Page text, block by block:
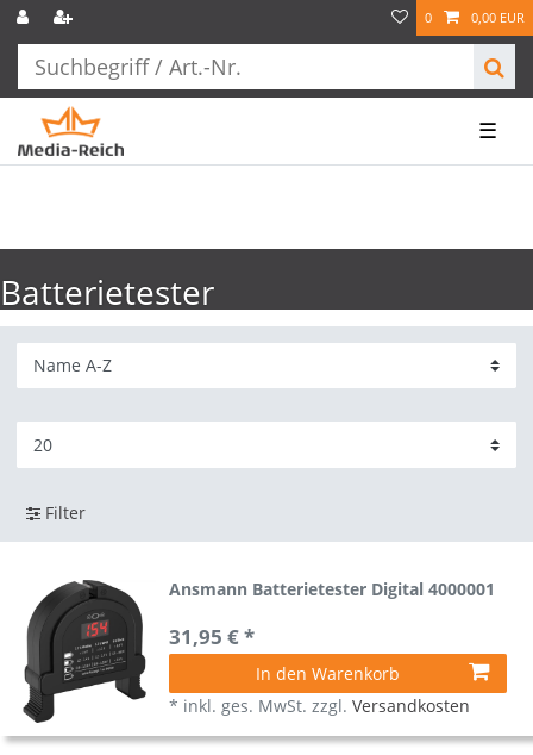
0 0,00 EUR
☰
Batterietester
Filter
Ansmann Batterietester Digital 4000001
31,95 € *
In den Warenkorb
* inkl. ges. MwSt. zzgl.Versandkosten